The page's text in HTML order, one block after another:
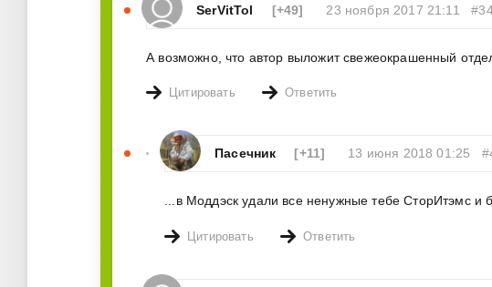
SerVitTol [+49] 23 ноября 2017 21:11
А возможно, что автор выложит свежеокрашенный
Цитировать Ответить
Пасечник [+11] 13 июня 2018 01:25
...в Моддэск удали все ненужные тебе СторИтэмс и
Цитировать Ответить